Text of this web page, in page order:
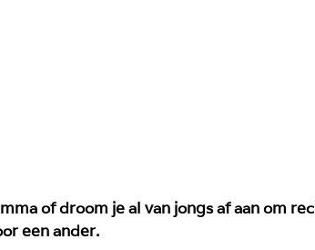
of droom je al van jongs af aan om
een ander.